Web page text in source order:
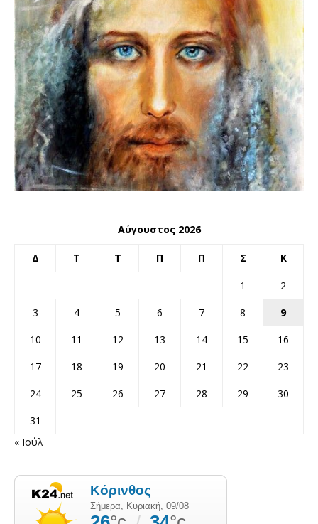
Αύγουστος 2026
Δ Τ Τ Π Π Σ Κ
1
2
3
4 5 6 7 8
9
10
11 12 13 14 15
16
17
18 19 20 21 22
23
24
25 26 27 28 29
30
31
« Ιούλ